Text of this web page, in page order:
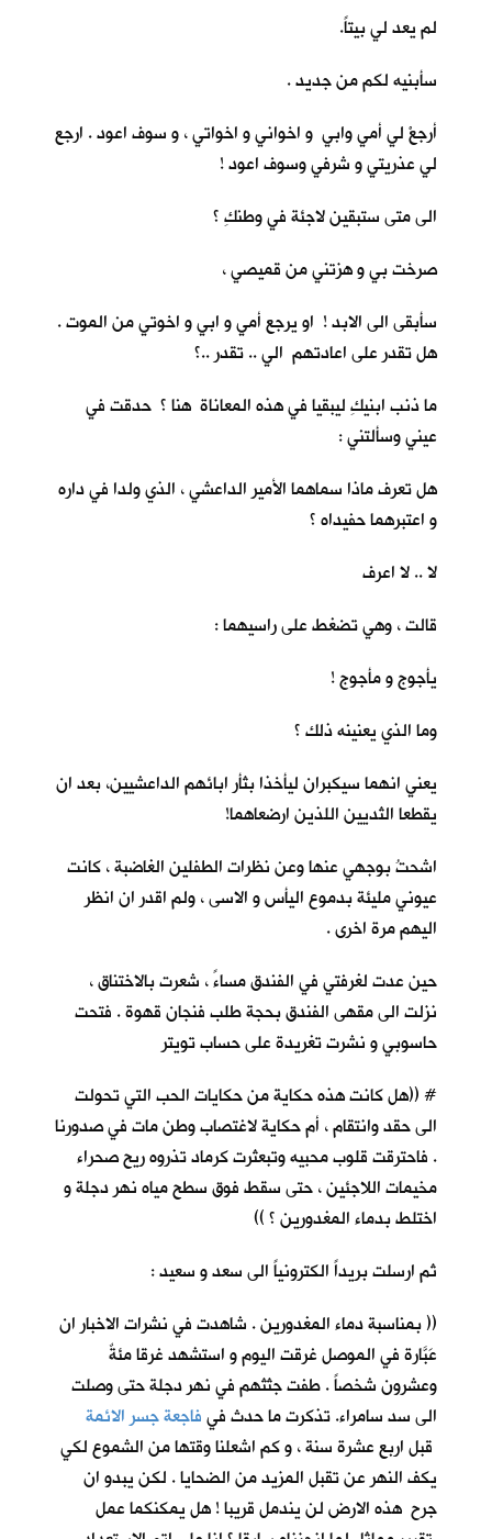
لم يعد لي بيتاً.
سأبنيه لكم من جديد .
أرجعْ لي أمي وابي و اخواني و اخواتي ، و سوف اعود . ارجع
لي عذريتي و شرفي وسوف اعود !
الى متى ستبقين لاجئة في وطنكِ ؟
صرخت بي و هزتني من قميصي ،
سأبقى الى الابد ! او يرجع أمي و ابي و اخوتي من الموت .
هل تقدر على اعادتهم الي .. تقدر ..؟
ما ذنب ابنيكِ ليبقيا في هذه المعاناة هنا ؟ حدقت في
عيني وسألتني :
هل تعرف ماذا سماهما الأمير الداعشي ، الذي ولدا في داره
و اعتبرهما حفيداه ؟
لا .. لا اعرف
قالت ، وهي تضغط على راسيهما :
يأجوج و مأجوج !
وما الذي يعنينه ذلك ؟
يعني انهما سيكبران ليأخذا بثأر ابائهم الداعشيين، بعد ان
يقطعا الثديين اللذين ارضعاهما!
اشحتُ بوجهي عنها وعن نظرات الطفلين الغاضبة ، كانت
عيوني مليئة بدموع اليأس و الاسى ، ولم اقدر ان انظر
اليهم مرة اخرى .
حين عدت لغرفتي في الفندق مساءً ، شعرت بالاختناق ،
نزلت الى مقهى الفندق بحجة طلب فنجان قهوة . فتحت
حاسوبي و نشرت تغريدة على حساب تويتر
# ((هل كانت هذه حكاية من حكايات الحب التي تحولت
الى حقد وانتقام ، أم حكاية لاغتصاب وطن مات في صدورنا
. فاحترقت قلوب محبيه وتبعثرت كرماد تذروه ريح صحراء
مخيمات اللاجئين ، حتى سقط فوق سطح مياه نهر دجلة و
اختلط بدماء المغدورين ؟ ))
ثم ارسلت بريداً الكترونياً الى سعد و سعيد :
(( بمناسبة دماء المغدورين . شاهدت في نشرات الاخبار ان
عَبَّارة في الموصل غرقت اليوم و استشهد غرقا مئةٌ
وعشرون شخصاً . طفت جثثهم في نهر دجلة حتى وصلت
الى سد سامراء. تذكرت ما حدث فيفاجعة جسر الائمة
قبل اربع عشرة سنة ، و كم اشعلنا وقتها من الشموع لكي
يكف النهر عن تقبل المزيد من الضحايا . لكن يبدو ان
جرح هذه الارض لن يندمل قريبا ! هل يمكنكما عمل